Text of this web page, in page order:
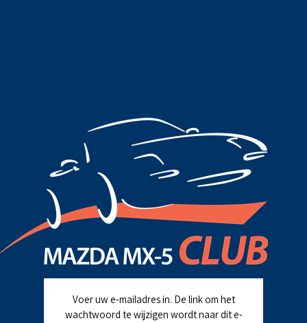
Voer uw e-mailadres in. De link om het
wachtwoord te wijzigen wordt naar dit e-